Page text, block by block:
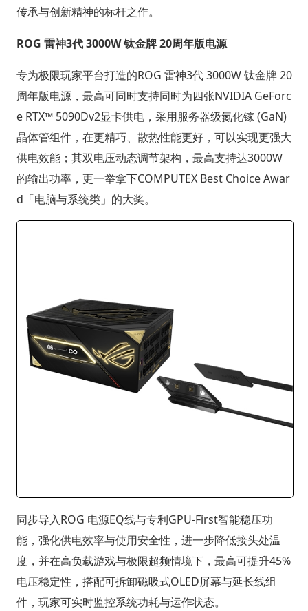
传承与创新精神的标杆之作。
ROG 雷神3代 3000W 钛金牌 20周年版电源
专为极限玩家平台打造的ROG 雷神3代 3000W 钛金牌 20
周年版电源，最高可同时支持同时为四张NVIDIA GeForc
e RTX™ 5090Dv2显卡供电，采用服务器级氮化镓 (GaN)
晶体管组件，在更精巧、散热性能更好，可以实现更强大
供电效能；其双电压动态调节架构，最高支持达3000W
的输出功率，更一举拿下COMPUTEX Best Choice Awar
d「电脑与系统类」的大奖。
同步导入ROG 电源EQ线与专利GPU-First智能稳压功
能，强化供电效率与使用安全性，进一步降低接头处温
度，并在高负载游戏与极限超频情境下，最高可提升45%
电压稳定性，搭配可拆卸磁吸式OLED屏幕与延长线组
件，玩家可实时监控系统功耗与运作状态。